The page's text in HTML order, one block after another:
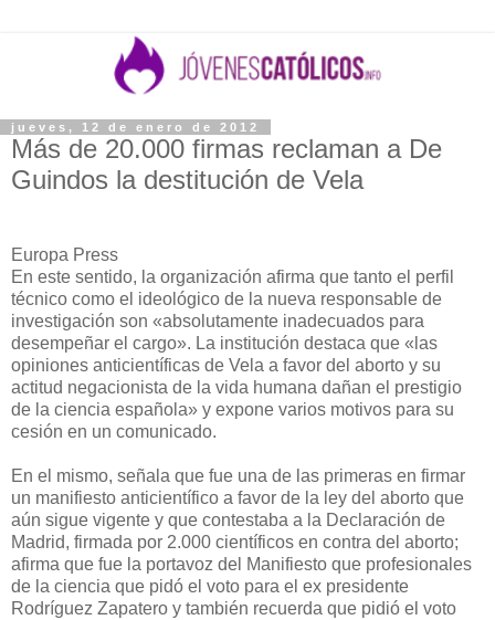
jueves, 12 de enero de 2012
Más de 20.000 firmas reclaman a De
Guindos la destitución de Vela
Europa Press
En este sentido, la organización afirma que tanto el perfil
técnico como el ideológico de la nueva responsable de
investigación son «absolutamente inadecuados para
desempeñar el cargo». La institución destaca que «las
opiniones anticientíficas de Vela a favor del aborto y su
actitud negacionista de la vida humana dañan el prestigio
de la ciencia española» y expone varios motivos para su
cesión en un comunicado.
En el mismo, señala que fue una de las primeras en firmar
un manifiesto anticientífico a favor de la ley del aborto que
aún sigue vigente y que contestaba a la Declaración de
Madrid, firmada por 2.000 científicos en contra del aborto;
afirma que fue la portavoz del Manifiesto que profesionales
de la ciencia que pidó el voto para el ex presidente
Rodríguez Zapatero y también recuerda que pidió el voto